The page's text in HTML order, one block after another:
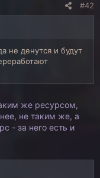
#42
не денутся и будут
же ресурсом,
не таким же, а
- за него есть и